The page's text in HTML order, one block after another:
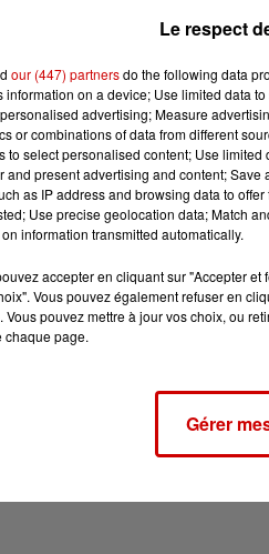
Le respect
our (447) partnersdo the following data
information on a device; Use limited data
advertising; Measure
or combinations of data from different
to select personalised content; Use
and present advertising and content;
as IP address and browsing data to
Use precise geolocation data; Match
information transmitted automatically.
accepter en cliquant sur "Accepter
Vous pouvez également refuser en
Vous pouvez mettre à jour vos choix, ou
chaque page.
Gérer